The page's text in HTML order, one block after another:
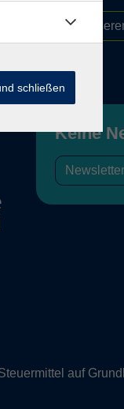
Zu
Keine
auf
schließen